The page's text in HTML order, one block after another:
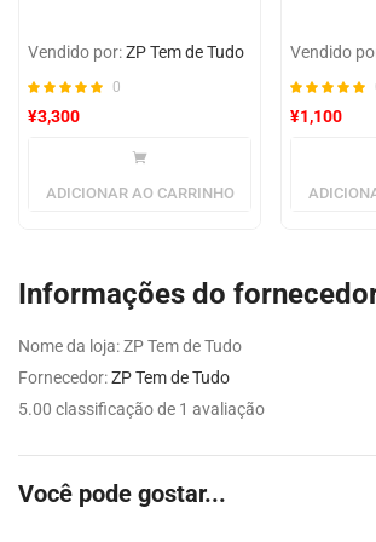
Vendido por:ZP Tem de Tudo
0
¥3,300
ADICIONAR AO CARRINHO
Vendido
¥1,100
Informações do
Nome da loja:ZP Tem de Tudo
Fornecedor:ZP Tem de Tudo
5.00 classificação de 1 avaliação
Você pode gostar...